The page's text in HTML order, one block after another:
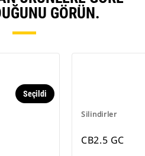
GÖRÜN.
Seçildi
Silindirler
CB2.5 GC